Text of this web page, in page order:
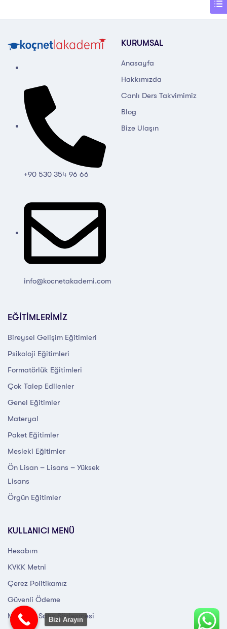
+90 530 354 96 66
info@kocnetakademi.com
KURUMSAL
Anasayfa
Hakkımızda
Canlı Ders Takvimimiz
Blog
Bize Ulaşın
EĞİTİMLERİMİZ
Bireysel Gelişim Eğitimleri
Psikoloji Eğitimleri
Formatörlük Eğitimleri
Çok Talep Edilenler
Genel Eğitimler
Materyal
Paket Eğitimler
Mesleki Eğitimler
Ön Lisan – Lisans – Yüksek
Lisans
Örgün Eğitimler
KULLANICI MENÜ
Hesabım
KVKK Metni
Çerez Politikamız
Güvenli Ödeme
Mesafeli Satış Sözleşmesi
Bizi Arayın